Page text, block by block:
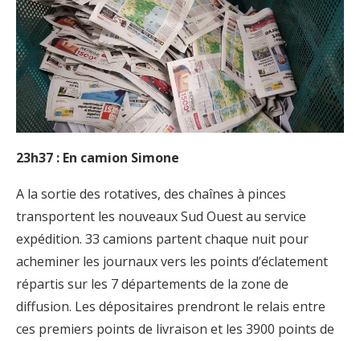
23h37 : En camion Simone
A la sortie des rotatives, des chaînes à pinces
transportent les nouveaux Sud Ouest au service
expédition. 33 camions partent chaque nuit pour
acheminer les journaux vers les points d’éclatement
répartis sur les 7 départements de la zone de
diffusion. Les dépositaires prendront le relais entre
ces premiers points de livraison et les 3900 points de